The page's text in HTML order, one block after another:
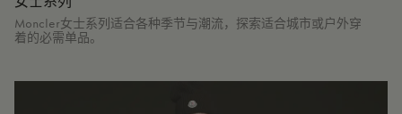
Moncler女士系列适合各种季节与潮流，探索适合城市或户外穿
着的必需单品。